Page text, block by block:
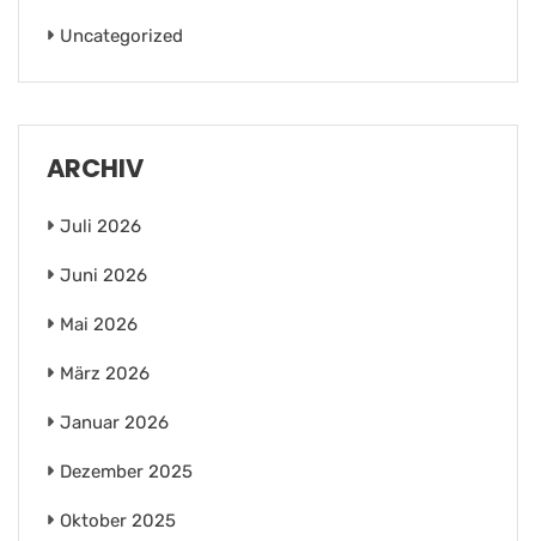
Uncategorized
ARCHIV
Juli 2026
Juni 2026
Mai 2026
März 2026
Januar 2026
Dezember 2025
Oktober 2025